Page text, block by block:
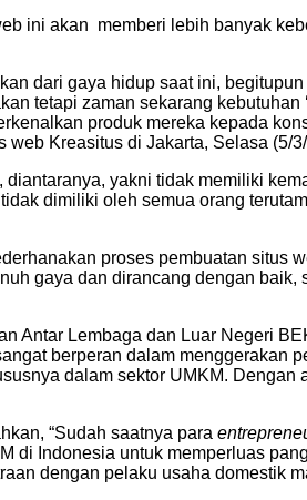
ini akan memberi lebih banyak
dari gaya hidup saat ini,
tetapi zaman sekarang kebutuhan
produk mereka kepada
Kreasitus di Jakarta, Selasa (5/
yakni tidak memiliki
dimiliki oleh semua orang
proses pembuatan situs
gaya dan dirancang dengan baik,
Antar Lembaga dan Luar Negeri
berperan dalam menggerakan
dalam sektor UMKM. Dengan
“Sudah saatnya para
di Indonesia untuk memperluas
dengan pelaku usaha domestik